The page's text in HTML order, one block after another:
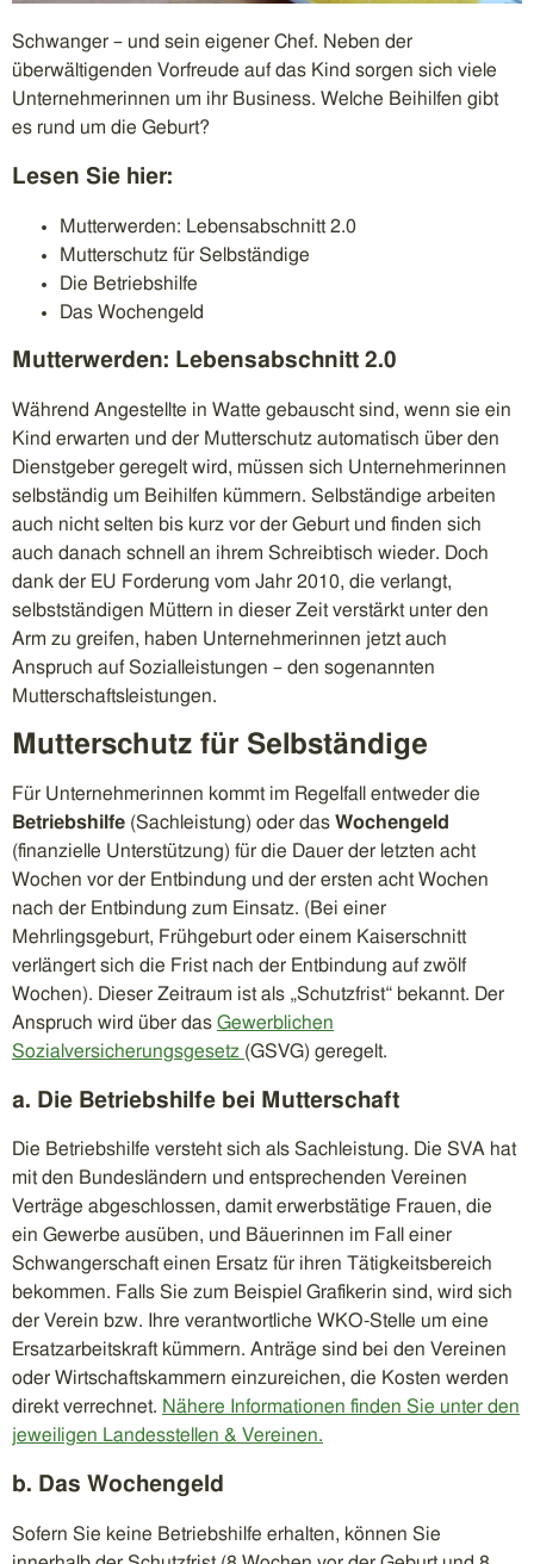
Schwanger – und sein eigener Chef. Neben der
überwältigenden Vorfreude auf das Kind sorgen sich viele
Unternehmerinnen um ihr Business. Welche Beihilfen gibt
es rund um die Geburt?
Lesen Sie hier:
Mutterwerden: Lebensabschnitt 2.0
Mutterschutz für Selbständige
Die Betriebshilfe
Das Wochengeld
Mutterwerden: Lebensabschnitt 2.0
Während Angestellte in Watte gebauscht sind, wenn sie ein
Kind erwarten und der Mutterschutz automatisch über den
Dienstgeber geregelt wird, müssen sich Unternehmerinnen
selbständig um Beihilfen kümmern. Selbständige arbeiten
auch nicht selten bis kurz vor der Geburt und finden sich
auch danach schnell an ihrem Schreibtisch wieder. Doch
dank der EU Forderung vom Jahr 2010, die verlangt,
selbstständigen Müttern in dieser Zeit verstärkt unter den
Arm zu greifen, haben Unternehmerinnen jetzt auch
Anspruch auf Sozialleistungen – den sogenannten
Mutterschaftsleistungen.
Mutterschutz für Selbständige
Für Unternehmerinnen kommt im Regelfall entweder die
Betriebshilfe (Sachleistung) oder das Wochengeld
(finanzielle Unterstützung) für die Dauer der letzten acht
Wochen vor der Entbindung und der ersten acht Wochen
nach der Entbindung zum Einsatz. (Bei einer
Mehrlingsgeburt, Frühgeburt oder einem Kaiserschnitt
verlängert sich die Frist nach der Entbindung auf zwölf
Wochen). Dieser Zeitraum ist als „Schutzfrist“ bekannt. Der
Anspruch wird über das Gewerblichen
Sozialversicherungsgesetz (GSVG) geregelt.
a. Die Betriebshilfe bei Mutterschaft
Die Betriebshilfe versteht sich als Sachleistung. Die SVA hat
mit den Bundesländern und entsprechenden Vereinen
Verträge abgeschlossen, damit erwerbstätige Frauen, die
ein Gewerbe ausüben, und Bäuerinnen im Fall einer
Schwangerschaft einen Ersatz für ihren Tätigkeitsbereich
bekommen. Falls Sie zum Beispiel Grafikerin sind, wird sich
der Verein bzw. Ihre verantwortliche WKO-Stelle um eine
Ersatzarbeitskraft kümmern. Anträge sind bei den Vereinen
oder Wirtschaftskammern einzureichen, die Kosten werden
direkt verrechnet. Nähere Informationen finden Sie unter den
jeweiligen Landesstellen & Vereinen.
b. Das Wochengeld
Sofern Sie keine Betriebshilfe erhalten, können Sie